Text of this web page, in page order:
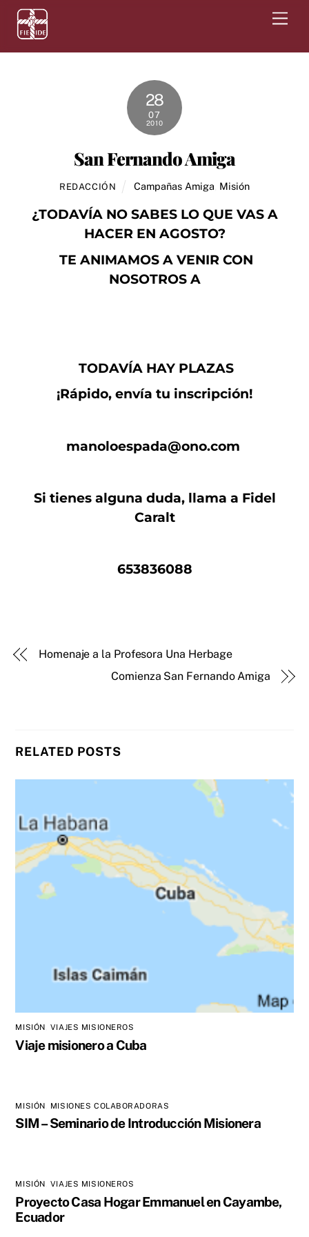
Skip
content
28
07
2010
San Fernando Amiga
REDACCIÓN Campañas Amiga Misión
¿TODAVÍA NO SABES LO QUE VAS A
HACER EN AGOSTO?
TE ANIMAMOS A VENIR CON
NOSOTROS A
TODAVÍA HAY PLAZAS
¡Rápido, envía tu inscripción!
manoloespada@ono.com
Si tienes alguna duda, llama a Fidel
Caralt
653836088
Homenaje a la Profesora Una Herbage
Comienza San Fernando Amiga
RELATED POSTS
MISIÓN VIAJES MISIONEROS
Viaje misionero a Cuba
MISIÓN MISIONES COLABORADORAS
SIM – Seminario de Introducción Misionera
MISIÓN VIAJES MISIONEROS
Proyecto Casa Hogar Emmanuel en Cayambe,
Ecuador